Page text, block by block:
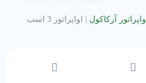
اواپراتور آرکاکول
اواپراتور 3 اسب